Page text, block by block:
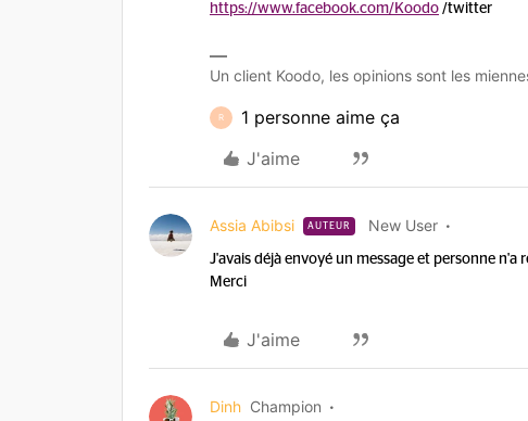
https://www.facebook.com/Koodo /twitter
Un client Koodo, les opinions sont les
R
1 personne aime ça
J'aime
Assia Abibsi AUTEUR New User
J'avais déjà envoyé un message et personne
Merci
J'aime
Dinh Champion